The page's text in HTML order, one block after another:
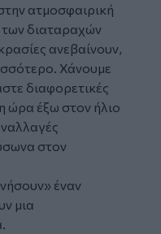
ατμοσφαιρική
διαταραχών
ανεβαίνουν,
Χάνουμε
διαφορετικές
ώρα έξω στον ήλιο
στον
έναν
μια